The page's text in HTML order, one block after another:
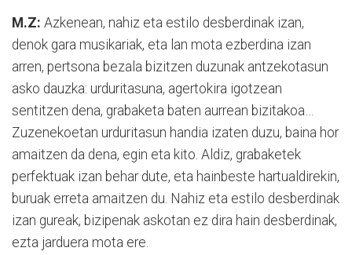
M.Z: Azkenean, nahiz eta estilo desberdinak izan,
denok gara musikariak, eta lan mota ezberdina izan
arren, pertsona bezala bizitzen duzunak antzekotasun
asko dauzka: urduritasuna, agertokira igotzean
sentitzen dena, grabaketa baten aurrean bizitakoa…
Zuzenekoetan urduritasun handia izaten duzu, baina hor
amaitzen da dena, egin eta kito. Aldiz, grabaketek
perfektuak izan behar dute, eta hainbeste hartualdirekin,
buruak erreta amaitzen du. Nahiz eta estilo desberdinak
izan gureak, bizipenak askotan ez dira hain desberdinak,
ezta jarduera mota ere.